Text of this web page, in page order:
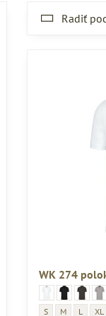
Radiť
WK 274
WK 274
274 WKWK 274
274 WKWK 274
274 WK
WK 274
S WK 274
M WK
L XL